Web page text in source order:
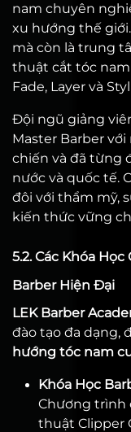
nam chuyên
xu hướng thế
mà còn là trung
thuật cắt tóc
Fade, Layer và
Đội ngũ giảng
Master Barber
chiến và đã từng
nước và quốc tế.
đôi với thẩm mỹ,
kiến thức vững
5.2. Các Khóa
Barber Hiện Đại
LEK Barber
đào tạo đa dạng,
hướng tóc nam
Khóa Học
Chương trình
thuật Clipper